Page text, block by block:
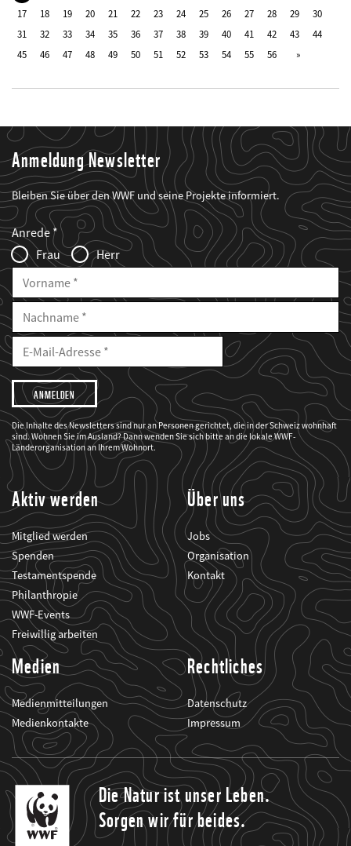
17
18 19 20 21 22 23 24 25 26 27 28 29
30
31
32 33 34 35 36 37 38 39 40 41 42 43
44
45
46 47 48 49 50 51 52 53 54 55 56
Anmeldung Newsletter
Bleiben Sie über den WWF und seine Projekte informiert.
Web2Case
Infofelder
Fieldset
anrede_name
Anrede
Frau
Herr
Vorname
Nachname
E-
Mailadresse
E-
Adresse
Ich
möchte,
dass
der
WWF
mich
über
seine
Projekte
informiert.
Die Inhalte des Newsletters sind nur an Personen gerichtet, die in der Schweiz wohnhaft
sind. Wohnen Sie im Ausland? Dann wenden Sie sich bitte an die lokale WWF-
Länderorganisation an Ihrem Wohnort.
Aktiv werden
Mitglied werden
Spenden
Testamentspende
Philanthropie
WWF-Events
Freiwillig arbeiten
Über uns
Jobs
Organisation
Kontakt
Medien
Medienmitteilungen
Medienkontakte
Rechtliches
Datenschutz
Impressum
Die Natur ist unser Leben.
Sorgen wir für beides.